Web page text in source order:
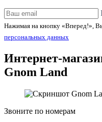
Нажимая на кнопку «Вперед!», Вы
персональных данных
Интернет-
Gnom Land
Звоните по номерам